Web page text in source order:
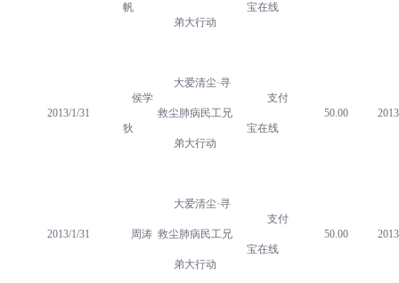
帆
弟大行动
宝在线
2013/1/31
侯学
狄
大爱清尘·寻
救尘肺病民工兄
弟大行动
支付
宝在线
50.00
2013/1/31 周涛
大爱清尘·寻
救尘肺病民工兄
弟大行动
支付
宝在线
50.00